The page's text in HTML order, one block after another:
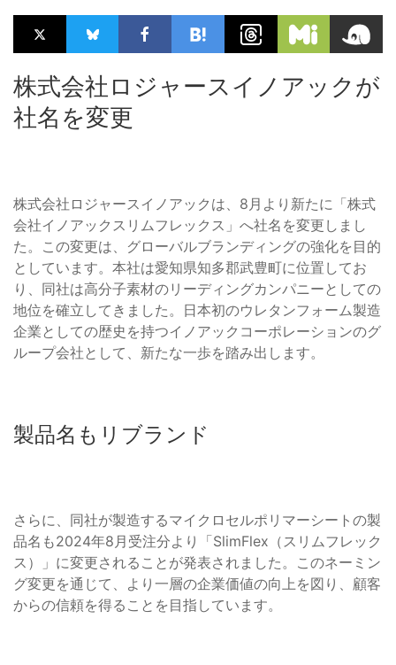
株式会社ロジャースイノアックが
社名を変更
株式会社ロジャースイノアックは、8月より新たに「株式
会社イノアックスリムフレックス」へ社名を変更しまし
た。この変更は、グローバルブランディングの強化を目的
としています。本社は愛知県知多郡武豊町に位置してお
り、同社は高分子素材のリーディングカンパニーとしての
地位を確立してきました。日本初のウレタンフォーム製造
企業としての歴史を持つイノアックコーポレーションのグ
ループ会社として、新たな一歩を踏み出します。
製品名もリブランド
さらに、同社が製造するマイクロセルポリマーシートの製
品名も2024年8月受注分より「SlimFlex（スリムフレック
ス）」に変更されることが発表されました。このネーミン
グ変更を通じて、より一層の企業価値の向上を図り、顧客
からの信頼を得ることを目指しています。